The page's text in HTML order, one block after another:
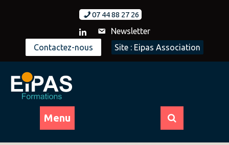
07 44 88 27 26
Newsletter
Contactez-nous
Site : Eipas Association
Menu